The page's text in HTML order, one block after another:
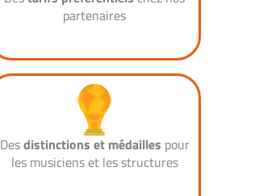
partenaires
Desdistinctions et médailles pour
les musiciens et les structures